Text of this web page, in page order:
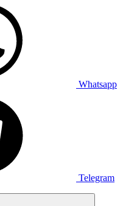
Whatsapp
Telegram